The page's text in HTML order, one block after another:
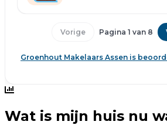
Wat is mijn huis nu